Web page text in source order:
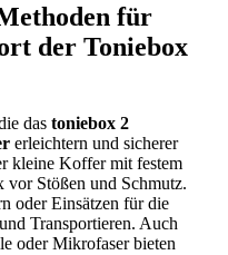
für
der Toniebox
das toniebox 2
erleichtern und sicherer
kleine Koffer mit festem
vor Stößen und Schmutz.
oder Einsätzen für die
Transportieren. Auch
oder Mikrofaser bieten